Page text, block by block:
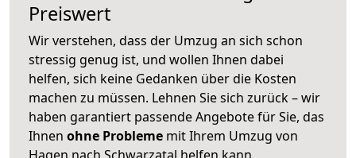
Preiswert
Wir verstehen, dass der Umzug an sich schon
stressig genug ist, und wollen Ihnen dabei
helfen, sich keine Gedanken über die Kosten
machen zu müssen. Lehnen Sie sich zurück – wir
haben garantiert passende Angebote für Sie, das
Ihnen ohne Probleme mit Ihrem Umzug von